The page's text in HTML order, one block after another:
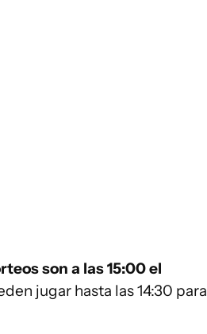
son a las 15:00 el
jugar hasta las 14:30 para